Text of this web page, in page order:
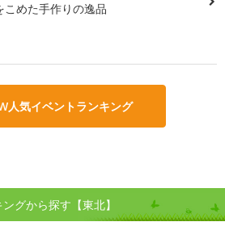
こめた手作りの逸品
人気イベントランキング
グから探す【東北】